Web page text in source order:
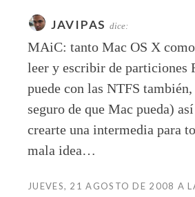
JAVIPAS dice:
MAiC: tanto Mac OS X
leer y escribir de particiones
puede con las NTFS
seguro de que Mac pueda)
crearte una intermedia para
mala idea…
JUEVES, 21 AGOSTO DE 2008 A